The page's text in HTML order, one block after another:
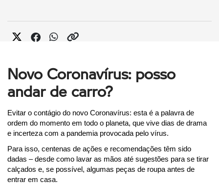
Novo Coronavírus: posso
andar de carro?
Evitar o contágio do novo Coronavírus: esta é a palavra de
ordem do momento em todo o planeta, que vive dias de drama
e incerteza com a pandemia provocada pelo vírus.
Para isso, centenas de ações e recomendações têm sido
dadas – desde como lavar as mãos até sugestões para se tirar
calçados e, se possível, algumas peças de roupa antes de
entrar em casa.